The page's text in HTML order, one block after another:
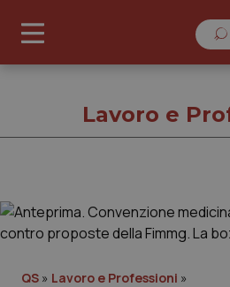
Lavoro e
QS » Lavoro e Professioni »